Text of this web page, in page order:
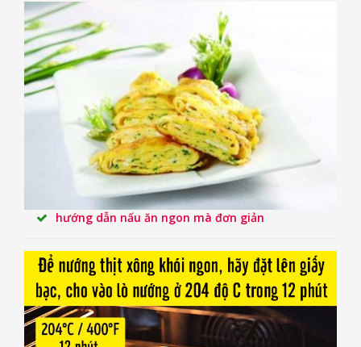
hướng dẫn nấu ăn ngon mà đơn giản